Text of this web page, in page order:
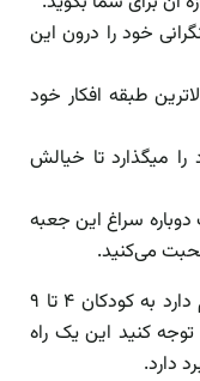
خود را درون این
طبقه افکار خود
میگذارد تا خیالش
سراغ این جعبه
می‌کنید.
این تکنیک که compartmentalization نام دارد به کودکان ۴ تا ۹
کنید این یک راه
دارد.